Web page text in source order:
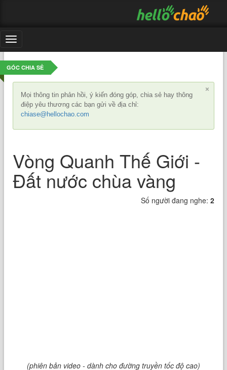
Toggle
navigation
GÓC CHIA SẺ
×
Mọi thông tin phản hồi, ý kiến đóng góp, chia sẻ hay thông
điệp yêu thương các bạn gửi về địa chỉ:
chiase@hellochao.com
Vòng Quanh Thế Giới -
Đất nước chùa vàng
Số người đang nghe: 2
(phiên bản video - dành cho đường truyền tốc độ cao)